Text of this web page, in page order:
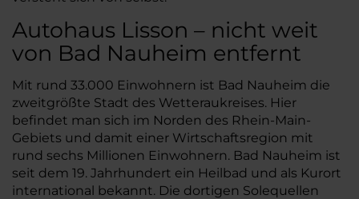
Autohaus Lisson – nicht weit
von Bad Nauheim entfernt
Mit rund 33.000 Einwohnern ist Bad Nauheim die
zweitgrößte Stadt des Wetteraukreises. Hier
befindet man sich im Norden des Rhein-Main-
Gebiets und damit einer Wirtschaftsregion mit
rund sechs Millionen Einwohnern. Bad Nauheim ist
seit dem 19. Jahrhundert ein Heilbad und als Kurort
international bekannt. Die dortigen Solequellen